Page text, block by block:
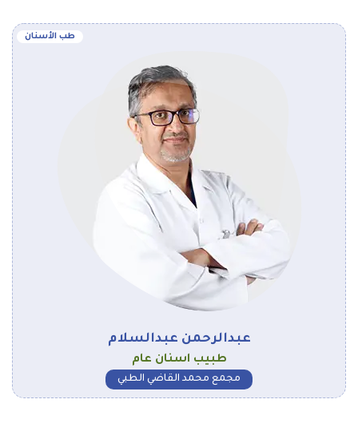
عبدالرحمن عبدالسلام
طبيب اسنان عام
مجمع محمد القاضي الطبي
طب الأسنان